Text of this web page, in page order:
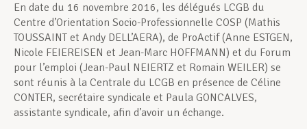
En date du 16 novembre 2016, les délégués LCGB du
Centre d’Orientation Socio-Professionnelle COSP (Mathis
TOUSSAINT et Andy DELL’AERA), de ProActif (Anne ESTGEN,
Nicole FEIEREISEN et Jean-Marc HOFFMANN) et du Forum
pour l’emploi (Jean-Paul NEIERTZ et Romain WEILER) se
sont réunis à la Centrale du LCGB en présence de Céline
CONTER, secrétaire syndicale et Paula GONCALVES,
assistante syndicale, afin d’avoir un échange.